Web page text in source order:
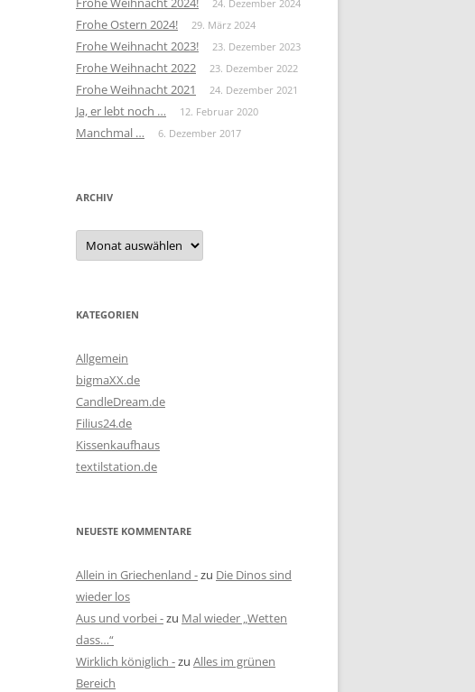
24. Dezember 2024
Frohe Ostern 2024! 29. März 2024
Frohe Weihnacht 2023! 23. Dezember 2023
Frohe Weihnacht 2022 23. Dezember 2022
Frohe Weihnacht 2021 24. Dezember 2021
Ja, er lebt noch … 12. Februar 2020
Manchmal … 6. Dezember 2017
ARCHIV
Archiv
KATEGORIEN
Allgemein
bigmaXX.de
CandleDream.de
Filius24.de
Kissenkaufhaus
textilstation.de
NEUESTE KOMMENTARE
Allein in Griechenland -zu Die Dinos sind
wieder los
Aus und vorbei -zu Mal wieder „Wetten
dass…“
Wirklich königlich -zu Alles im grünen
Bereich